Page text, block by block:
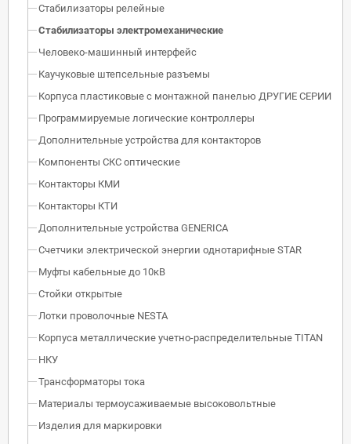
Стабилизаторы релейные
Стабилизаторы электромеханические
Человеко-машинный интерфейс
Каучуковые штепсельные разъемы
Корпуса пластиковые с монтажной панелью ДРУГИЕ СЕРИИ
Программируемые логические контроллеры
Дополнительные устройства для контакторов
Компоненты СКС оптические
Контакторы КМИ
Контакторы КТИ
Дополнительные устройства GENERICA
Счетчики электрической энергии однотарифные STAR
Муфты кабельные до 10кВ
Стойки открытые
Лотки проволочные NESTA
Корпуса металлические учетно-распределительные TITAN
НКУ
Трансформаторы тока
Материалы термоусаживаемые высоковольтные
Изделия для маркировки